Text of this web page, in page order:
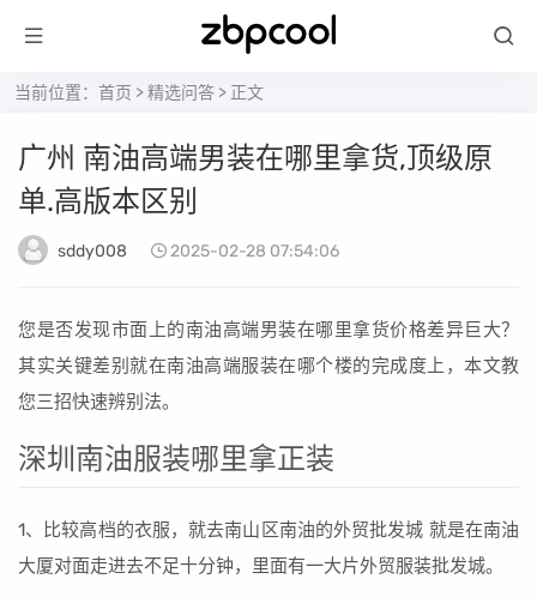
当前位置： 首页 >精选问答 > 正文
广州 南油高端男装在哪里拿货,顶级原
单.高版本区别
sddy008 2025-02-28 07:54:06
您是否发现市面上的南油高端男装在哪里拿货价格差异巨大？
其实关键差别就在南油高端服装在哪个楼的完成度上，本文教
您三招快速辨别法。
深圳南油服装哪里拿正装
1、比较高档的衣服，就去南山区南油的外贸批发城 就是在南油
大厦对面走进去不足十分钟，里面有一大片外贸服装批发城。